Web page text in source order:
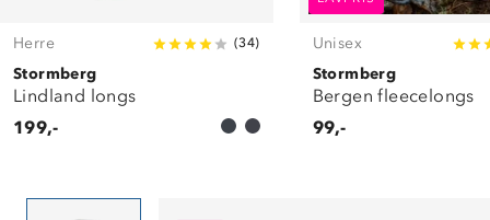
Herre (34)
Stormberg
Lindland longs
199,-
Unisex
Stormberg
Bergen fleecelongs
99,-